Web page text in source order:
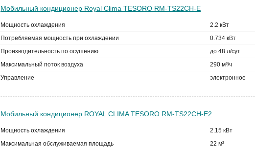
Мобильный кондиционер Royal Clima TESORO RM-TS22CH-E
Мощность охлаждения
2.2 кВт
Потребляемая мощность при охлаждении
0.734 кВт
Производительность по осушению
до 48 л/сут
Максимальный поток воздуха
290 м³/ч
Управление
электронное
Мобильный кондиционер ROYAL CLIMA TESORO RM-TS22CH-E2
Мощность охлаждения
2.15 кВт
Максимальная обслуживаемая площадь
22 м²